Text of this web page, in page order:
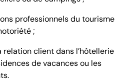
professionnels du tourisme
;
relation client dans l’hôtellerie
de vacances ou les